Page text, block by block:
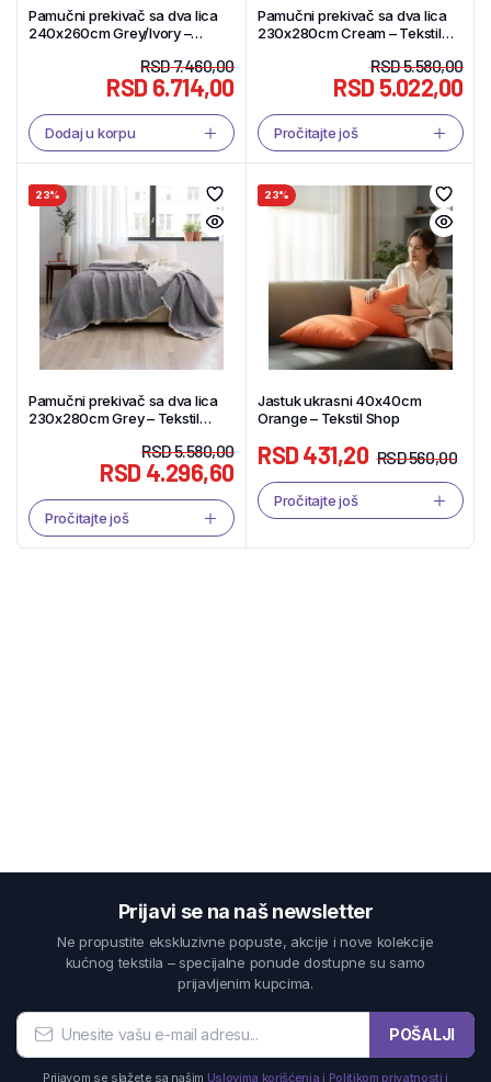
Pamučni prekivač sa dva lica
240x260cm Grey/Ivory –
RSD7.460,00
RSD6.714,00
Dodaj u korpu
Pamučni prekivač sa dva lica
230x280cm Cream – Tekstil
RSD5.580,00
RSD5.022,00
Pročitajte još
23%
Pamučni prekivač sa dva lica
230x280cm Grey – Tekstil
RSD5.580,00
RSD4.296,60
Pročitajte još
23%
Jastuk ukrasni 40x40cm
Orange – Tekstil Shop
RSD560,00
RSD431,20
Pročitajte još
Prijavi se na naš newsletter
Ne propustite ekskluzivne popuste, akcije i nove kolekcije
kućnog tekstila – specijalne ponude dostupne su samo
prijavljenim kupcima.
POŠALJI
Prijavom se slažete sa našim Uslovima korišćenja i Politikom privatnosti i